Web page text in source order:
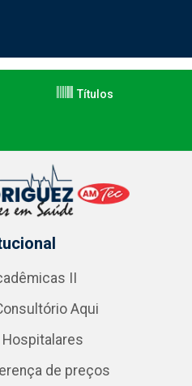
Títulos
II
Aqui
de preços